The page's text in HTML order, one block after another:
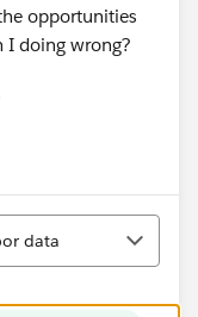
opportunities
I doing wrong?
data